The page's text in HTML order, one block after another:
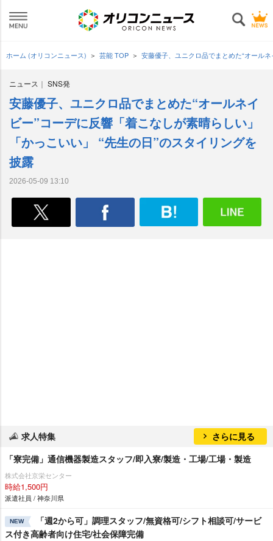
ホーム (オリコンニュース) 芸能 TOP 安藤優子、ユニクロ品でまとめた“オール
ニュース SNS発
安藤優子、ユニクロ品でまとめた“オールネイ
ビー”コーデに反響「着こなしが素晴らしい」
「かっこいい」 “先生の日”のスタイリングを
披露
2026-05-09 13:10
求人特集
さらに見る
「寮完備」通信機器製造スタッフ/即入寮/製造・工場/工場・製造
株式会社京栄センター
時給1,500円
派遣社員 / 神奈川県
NEW
「週2から可」調理スタッフ/無資格可/シフト相談可/サービ
ス付き高齢者向け住宅/社会保障完備